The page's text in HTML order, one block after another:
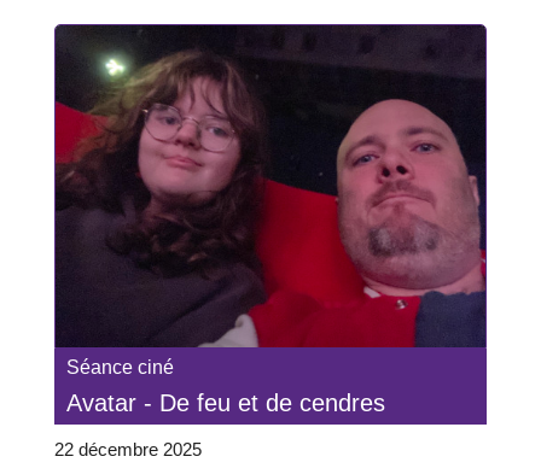
Séance ciné
Avatar - De feu et de cendres
22 décembre 2025